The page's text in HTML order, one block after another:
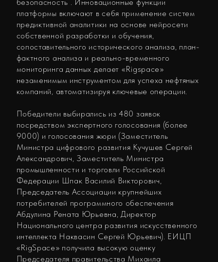
потребителей программного обеспечения
Абдулина Рената Юрьевна, Директор
Национального центра развития искусственного
интеллекта Наквасин Сергей Юрьевич). ЕИЦП
«RigSpace» получила высокую оценку
Владимировича Мишустина и Министра
цифрового развития, связи и массовых
коммуникаций Российской Федерации Максута
Игоревича Шадаева.
Помимо номинации «Цифровой прорыв в
энергетики» и вошел в Топ-5 проектов.
Премия CIPR Digital — ежегодная деловая
премия в области цифровых технологий,
нацеленная на популяризацию российских
проектов и разработок в области цифровизации
В 2024 году Премия проходила в рамках IX
Международной Конференции «Цифровая
индустрия промышленной России», крупнейшего
и самого представительного мероприятий в
области цифровой экономики в России. В премии
участвовали компании, ведомства, субъекты РФ
и персоны, создающие цифровые продукты и
сервисы, а также реализующие проекты в
области экономики данных в 13 номинациях.